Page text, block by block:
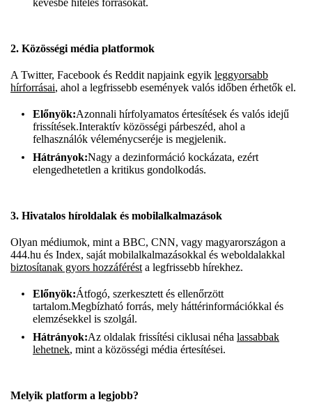
kevésbé hiteles forrásokat.
2. Közösségi média platformok
A Twitter, Facebook és Reddit napjaink egyik leggyorsabb
hírforrásai, ahol a legfrissebb események valós időben érhetők el.
Előnyök:Azonnali hírfolyamatos értesítések és valós idejű
frissítések.Interaktív közösségi párbeszéd, ahol a
felhasználók véleménycseréje is megjelenik.
Hátrányok:Nagy a dezinformáció kockázata, ezért
elengedhetetlen a kritikus gondolkodás.
3. Hivatalos híroldalak és mobilalkalmazások
Olyan médiumok, mint a BBC, CNN, vagy magyarországon a
444.hu és Index, saját mobilalkalmazásokkal és weboldalakkal
biztosítanak gyors hozzáférést a legfrissebb hírekhez.
Előnyök:Átfogó, szerkesztett és ellenőrzött
tartalom.Megbízható forrás, mely háttérinformációkkal és
elemzésekkel is szolgál.
Hátrányok:Az oldalak frissítési ciklusai néha lassabbak
lehetnek, mint a közösségi média értesítései.
Melyik platform a legjobb?